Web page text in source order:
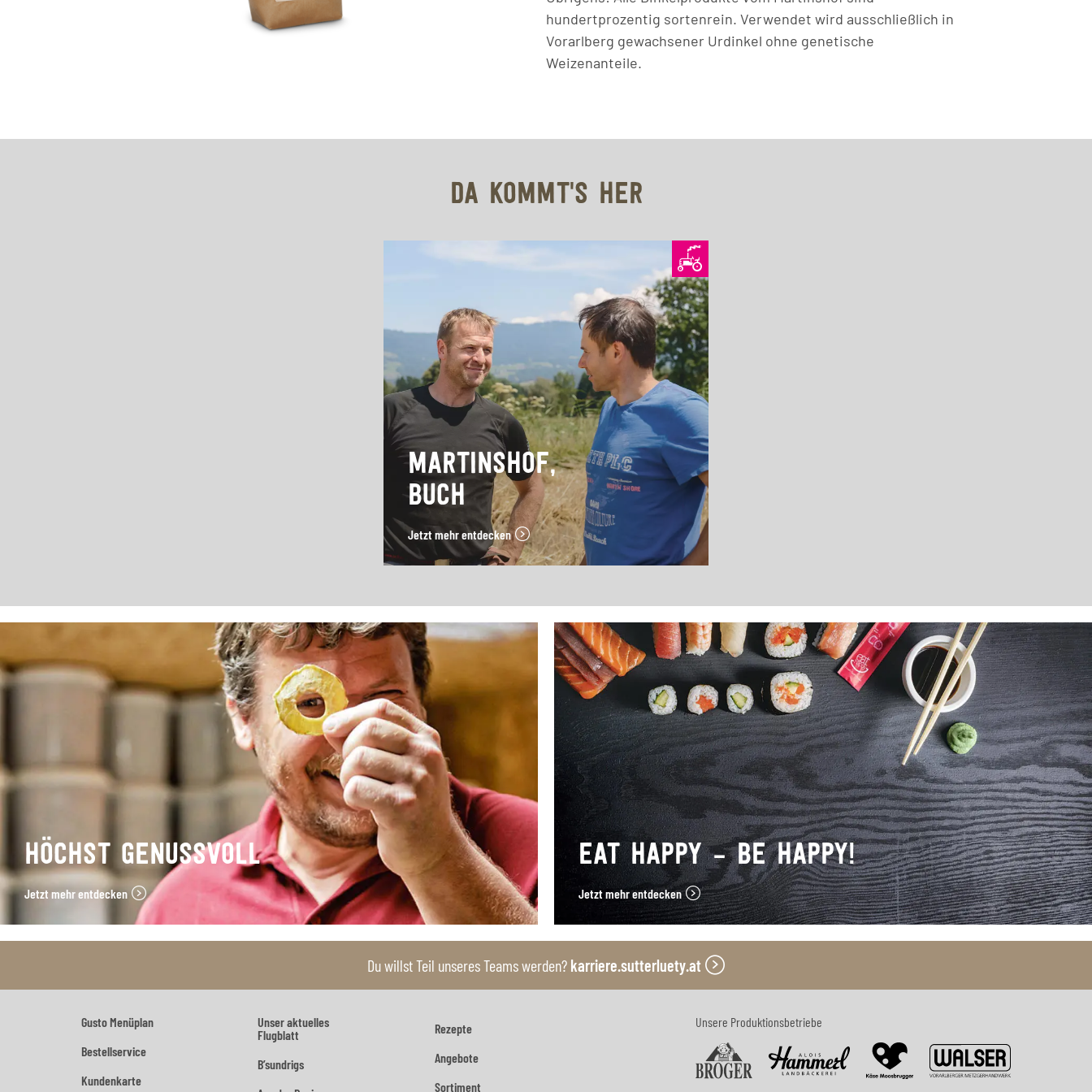
hundertprozentig sortenrein. Verwendet wird ausschließlich in
Vorarlberg gewachsener Urdinkel ohne genetische
Weizenanteile.
DA KOMMT'S HER
MARTINSHOF,
BUCH
Jetzt mehr entdecken
HÖCHST GENUSSVOLL
Jetzt mehr entdecken
EAT HAPPY – BE HAPPY!
Jetzt mehr entdecken
Du willst Teil unseres Teams werden? karriere.sutterluety.at
Gusto Menüplan
Bestellservice
Kundenkarte
Unser aktuelles
Flugblatt
B’sundrigs
Rezepte
Angebote
Sortiment
Unsere Produktionsbetriebe